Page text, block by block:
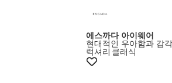
에스까다 아이웨어
현대적인 우아함과 감
럭셔리 클래식